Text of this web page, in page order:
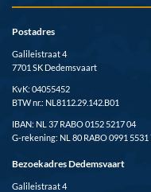
Postadres
Galileistraat 4
7701 SK Dedemsvaart
KvK: 04055452
BTW nr.: NL8112.29.142.B01
IBAN: NL 37 RABO 0152 5217 04
G-rekening: NL 80 RABO 0991 5531
Bezoekadres Dedemsvaart
Galileistraat 4